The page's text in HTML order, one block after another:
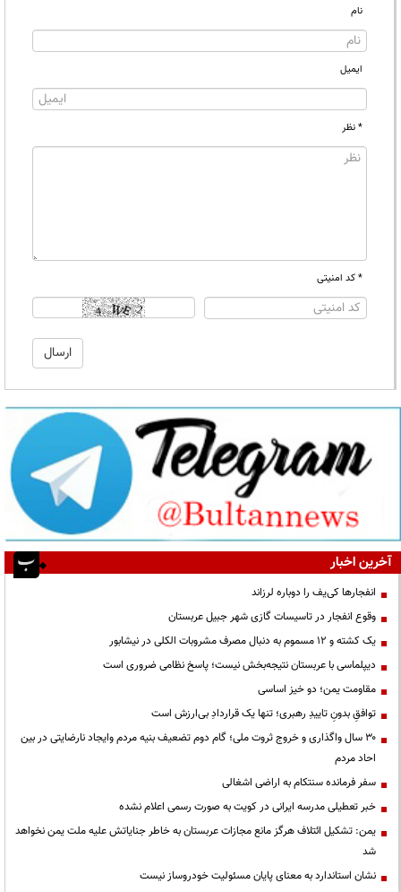
نام
ایمیل
* نظر
* کد امنیتی
آخرین اخبار
انفجارها کی‌یف را دوباره لرزاند
وقوع انفجار در تاسیسات گازی شهر جبیل عربستان
یک کشته و ۱۲ مسموم به دنبال مصرف مشروبات الکلی در نیشابور
دیپلماسی با عربستان نتیجه‌بخش نیست؛ پاسخ نظامی ضروری است
مقاومت یمن؛ دو خیز اساسی
توافقِ بدونِ تاییدِ رهبری؛ تنها یک قراردادِ بی‌ارزش است
۳۰ سال واگذاری و خروج ثروت ملی؛ گام دوم تضعیف بنیه مردم وایجاد نارضایتی در بین
احاد مردم
سفر فرمانده سنتکام به اراضی اشغالی
خبر تعطیلی مدرسه ایرانی در کویت به صورت رسمی اعلام نشده
یمن: تشکیل ائتلاف هرگز مانع مجازات عربستان به خاطر جنایاتش علیه ملت یمن نخواهد
شد
نشان استاندارد به معنای پایان مسئولیت خودروساز نیست